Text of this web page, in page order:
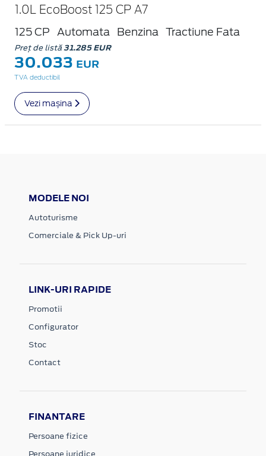
1.0L EcoBoost 125 CP A7
125 CP Automata Benzina Tractiune Fata
Preț de listă31.285 EUR
30.033 EUR
TVA deductibil
Vezi mașina
MODELE NOI
Autoturisme
Comerciale & Pick Up-uri
LINK-URI RAPIDE
Promotii
Configurator
Stoc
Contact
FINANTARE
Persoane fizice